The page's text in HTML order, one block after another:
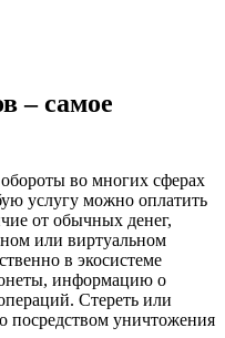
– самое
во многих сферах
услугу можно оплатить
от обычных денег,
или виртуальном
в экосистеме
информацию о
Стереть или
посредством уничтожения